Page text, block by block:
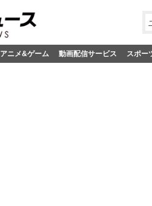
アニメ&ゲーム 動画配信サービス スポー